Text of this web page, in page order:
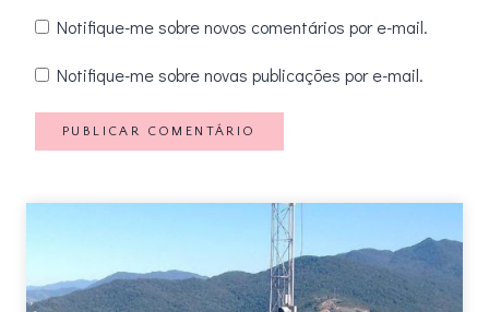
Notifique-me sobre novos comentários por e-mail.
Notifique-me sobre novas publicações por e-mail.